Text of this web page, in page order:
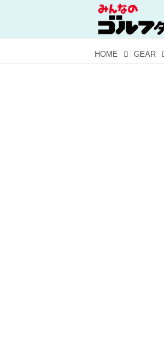
HOME GEAR